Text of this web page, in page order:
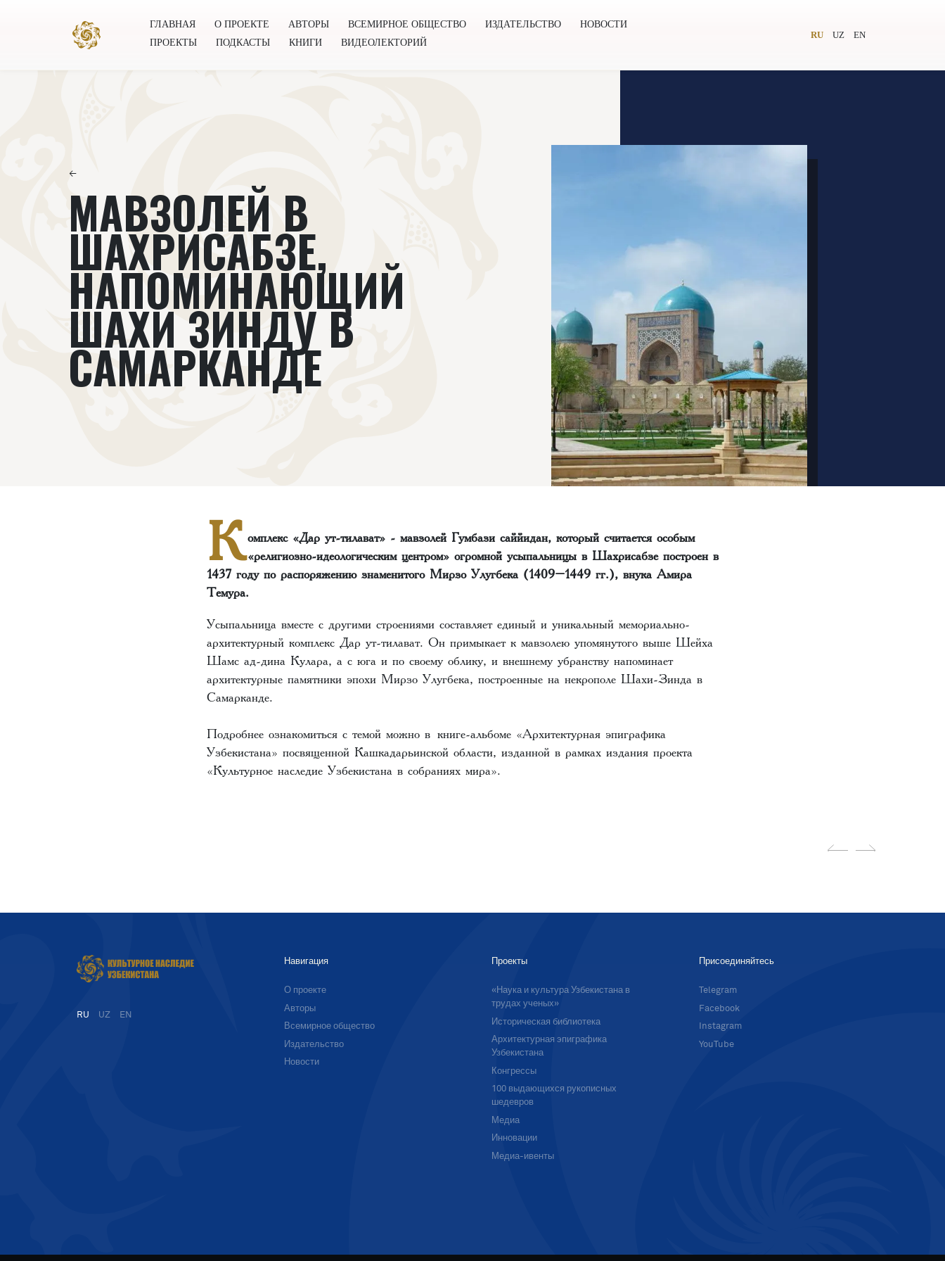
ГЛАВНАЯ О ПРОЕКТЕ АВТОРЫ ВСЕМИРНОЕ ОБЩЕСТВО ИЗДАТЕЛЬСТВО
НОВОСТИ
ПРОЕКТЫ
ПОДКАСТЫ КНИГИ ВИДЕОЛЕКТОРИЙ
RU UZ EN
←
МАВЗОЛЕЙ В
ШАХРИСАБЗЕ,
НАПОМИНАЮЩИЙ
ШАХИ ЗИНДУ В
САМАРКАНДЕ
Комплекс «Дар ут-тилават» - мавзолей Гумбази саййидан, который считается особым
«религиозно-идеологическим центром» огромной усыпальницы в Шахрисабзе построен в
1437 году по распоряжению знаменитого Мирзо Улугбека (1409–1449 гг.), внука Амира
Темура.
Усыпальница вместе с другими строениями составляет единый и уникальный мемориально-
архитектурный комплекс Дар ут-тилават. Он примыкает к мавзолею упомянутого выше Шейха
Шамс ад-дина Кулара, а с юга и по своему облику, и внешнему убранству напоминает
архитектурные памятники эпохи Мирзо Улугбека, построенные на некрополе Шахи-Зинда в
Самарканде.
Подробнее ознакомиться с темой можно в книге-альбоме «Архитектурная эпиграфика
Узбекистана» посвященной Кашкадарьинской области, изданной в рамках издания проекта
«Культурное наследие Узбекистана в собраниях мира».
RU UZ EN
Навигация
О проекте
Авторы
Всемирное общество
Издательство
Новости
Проекты
«Наука и культура Узбекистана в
трудах ученых»
Историческая библиотека
Архитектурная эпиграфика
Узбекистана
Конгрессы
100 выдающихся рукописных
шедевров
Медиа
Инновации
Медиа-ивенты
Присоединяйтесь
Telegram
Facebook
Instagram
YouTube